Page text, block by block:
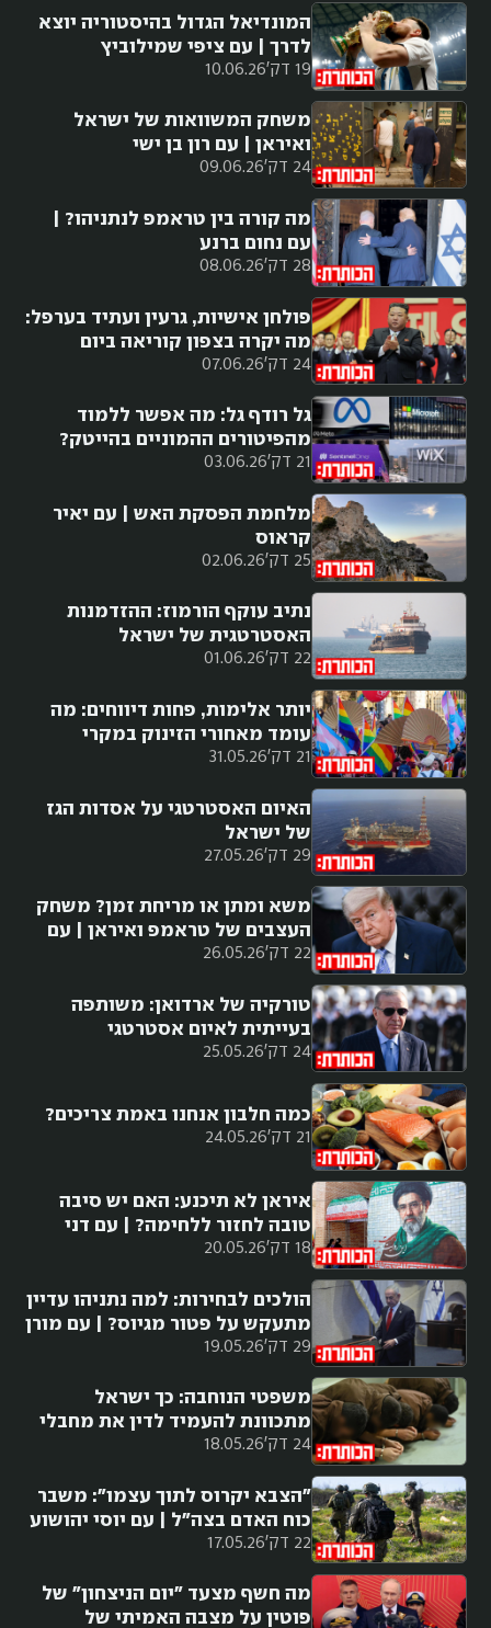
19 דק' 10.06.26
המונדיאל הגדול בהיסטוריה יוצא
לדרך | עם ציפי שמילוביץ
24 דק' 09.06.26
משחק המשוואות של ישראל
ואיראן | עם רון בן ישי
28 דק' 08.06.26
מה קורה בין טראמפ לנתניהו? |
עם נחום ברנע
24 דק' 07.06.26
פולחן אישיות, גרעין ועתיד בערפל:
מה יקרה בצפון קוריאה ביום
שאחרי קים?
21 דק' 03.06.26
גל רודף גל: מה אפשר ללמוד
מהפיטורים ההמוניים בהייטק?
25 דק' 02.06.26
מלחמת הפסקת האש | עם יאיר
קראוס
22 דק' 01.06.26
נתיב עוקף הורמוז: ההזדמנות
האסטרטגית של ישראל
21 דק' 31.05.26
יותר אלימות, פחות דיווחים: מה
עומד מאחורי הזינוק במקרי
הלהט"בופוביה?
29 דק' 27.05.26
האיום האסטרטגי על אסדות הגז
של ישראל
22 דק' 26.05.26
משא ומתן או מריחת זמן? משחק
העצבים של טראמפ ואיראן | עם
רון בן ישי
24 דק' 25.05.26
טורקיה של ארדואן: משותפה
בעייתית לאיום אסטרטגי
21 דק' 24.05.26
כמה חלבון אנחנו באמת צריכים?
18 דק' 20.05.26
איראן לא תיכנע: האם יש סיבה
טובה לחזור ללחימה? | עם דני
סיטרינוביץ
29 דק' 19.05.26
הולכים לבחירות: למה נתניהו עדיין
מתעקש על פטור מגיוס? | עם מורן
אזולאי
24 דק' 18.05.26
משפטי הנוחבה: כך ישראל
מתכוונת להעמיד לדין את מחבלי
7 באוקטובר
22 דק' 17.05.26
"הצבא יקרוס לתוך עצמו": משבר
כוח האדם בצה"ל | עם יוסי יהושוע
מה חשף מצעד "יום הניצחון" של
פוטין על מצבה האמיתי של